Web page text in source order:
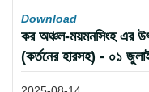
Download
কর অঞ্চল-ময়মনসিংহ এর
(কর্তনের হারসহ) - ০১